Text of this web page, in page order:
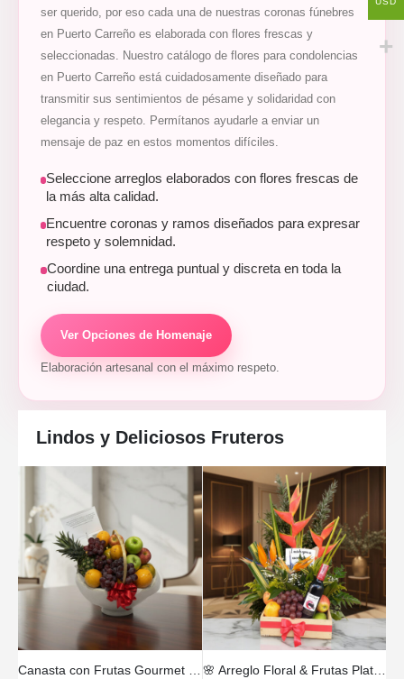
ser querido, por eso cada una de nuestras coronas fúnebres
en Puerto Carreño es elaborada con flores frescas y
seleccionadas. Nuestro catálogo de flores para condolencias
en Puerto Carreño está cuidadosamente diseñado para
transmitir sus sentimientos de pésame y solidaridad con
elegancia y respeto. Permítanos ayudarle a enviar un
mensaje de paz en estos momentos difíciles.
Seleccione arreglos elaborados con flores frescas de
la más alta calidad.
Encuentre coronas y ramos diseñados para expresar
respeto y solemnidad.
Coordine una entrega puntual y discreta en toda la
ciudad.
Ver Opciones de Homenaje
Elaboración artesanal con el máximo respeto.
Lindos y Deliciosos Fruteros
Canasta con Frutas Gourmet 🍎🍇✨ | Frescura Natural y Sabor Exquisito 🌸 Arreglo Floral & Frutas Platonia 🍇🍍 | Detalle Natural y Elegante